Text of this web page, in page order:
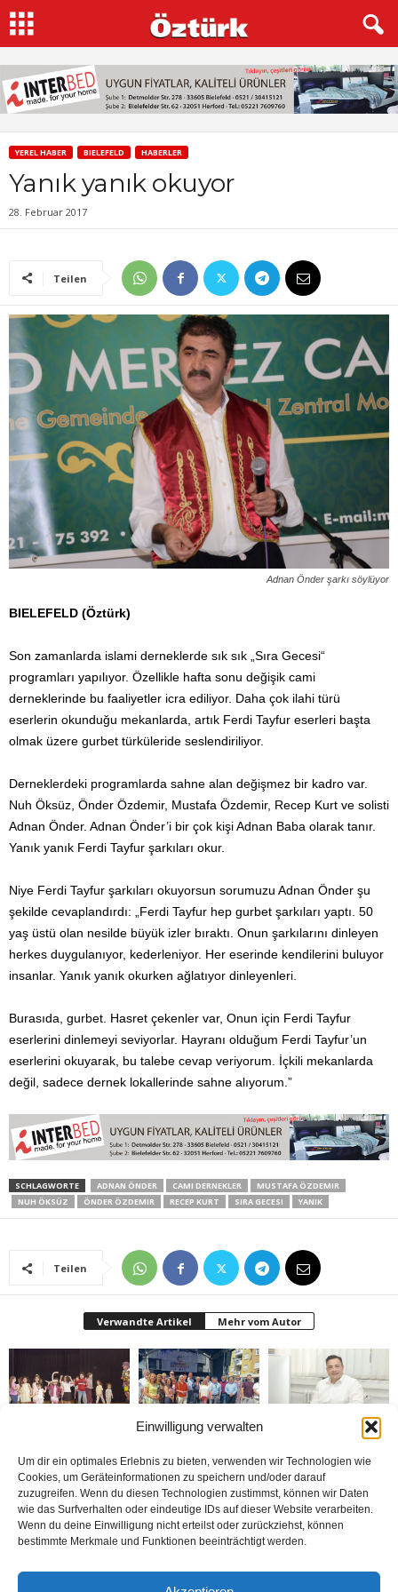
Einwilligung verwalten
Um dir ein optimales Erlebnis zu bieten, verwenden wir Technologien wie
Cookies, um Geräteinformationen zu speichern und/oder darauf
zuzugreifen. Wenn du diesen Technologien zustimmst, können wir Daten
wie das Surfverhalten oder eindeutige IDs auf dieser Website verarbeiten.
Wenn du deine Einwilligung nicht erteilst oder zurückziehst, können
bestimmte Merkmale und Funktionen beeinträchtigt werden.
YEREL HABER BIELEFELD HABERLER
Yanık yanık okuyor
28. Februar 2017
Teilen
Adnan Önder şarkı söylüyor
BIELEFELD (Öztürk)
Son zamanlarda islami derneklerde sık sık „Sıra Gecesi“
programları yapılıyor. Özellikle hafta sonu değişik cami
derneklerinde bu faaliyetler icra ediliyor. Daha çok ilahi türü
eserlerin okunduğu mekanlarda, artık Ferdi Tayfur eserleri başta
olmak üzere gurbet türküleride seslendiriliyor.
Derneklerdeki programlarda sahne alan değişmez bir kadro var.
Nuh Öksüz, Önder Özdemir, Mustafa Özdemir, Recep Kurt ve solisti
Adnan Önder. Adnan Önder’i bir çok kişi Adnan Baba olarak tanır.
Yanık yanık Ferdi Tayfur şarkıları okur.
Niye Ferdi Tayfur şarkıları okuyorsun sorumuzu Adnan Önder şu
şekilde cevaplandırdı: „Ferdi Tayfur hep gurbet şarkıları yaptı. 50
yaş üstü olan nesilde büyük izler bıraktı. Onun şarkılarını dinleyen
herkes duygulanıyor, kederleniyor. Her eserinde kendilerini buluyor
insanlar. Yanık yanık okurken ağlatıyor dinleyenleri.
Burasıda, gurbet. Hasret çekenler var, Onun için Ferdi Tayfur
eserlerini dinlemeyi seviyorlar. Hayranı olduğum Ferdi Tayfur’un
eserlerini okuyarak, bu talebe cevap veriyorum. İçkili mekanlarda
değil, sadece dernek lokallerinde sahne alıyorum.”
SCHLAGWORTE ADNAN ÖNDER CAMI DERNEKLER
MUSTAFA ÖZDEMIR
NUH ÖKSÜZ
ÖNDER ÖZDEMIR RECEP KURT SIRA GECESI YANIK
Teilen
Verwandte Artikel Mehr vom Autor
Festivali yapıldı
Yabancılar Haftası
donduruldu
Bakım Sigortası